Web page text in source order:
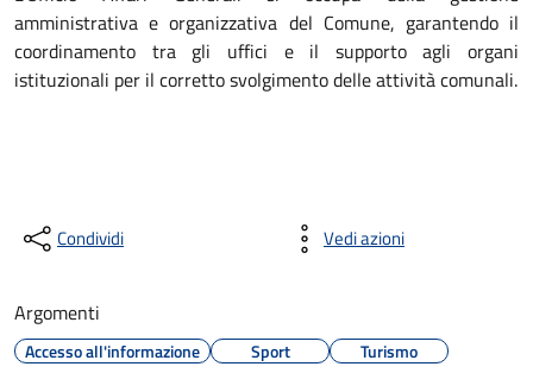
amministrativa e organizzativa del Comune, garantendo il
coordinamento tra gli uffici e il supporto agli organi
istituzionali per il corretto svolgimento delle attività comunali.
Condividi Vedi azioni
Argomenti
Accesso all'informazione Sport Turismo